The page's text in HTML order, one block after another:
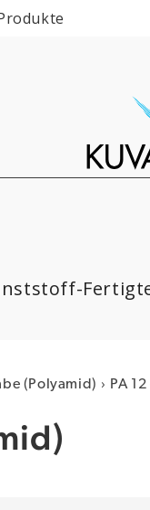
(Polyamid) › PA